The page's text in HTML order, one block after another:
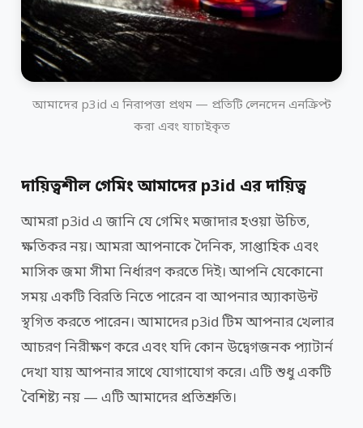
আমাদের p3id এ নিরাপত্তা প্রথম — প্রতিটি লেনদেন এনক্রিপ্ট
করা এবং যাচাইকৃত
দায়িত্বশীল গেমিং আমাদের p3id এর দায়িত্ব
আমরা p3id এ জানি যে গেমিং মজাদার হওয়া উচিত,
ক্ষতিকর নয়। আমরা আপনাকে দৈনিক, সাপ্তাহিক এবং
মাসিক জমা সীমা নির্ধারণ করতে দিই। আপনি যেকোনো
সময় একটি বিরতি নিতে পারেন বা আপনার অ্যাকাউন্ট
স্থগিত করতে পারেন। আমাদের p3id টিম আপনার খেলার
আচরণ নিরীক্ষণ করে এবং যদি কোন উদ্বেগজনক প্যাটার্ন
দেখা যায় আপনার সাথে যোগাযোগ করে। এটি শুধু একটি
বৈশিষ্ট্য নয় — এটি আমাদের প্রতিশ্রুতি।